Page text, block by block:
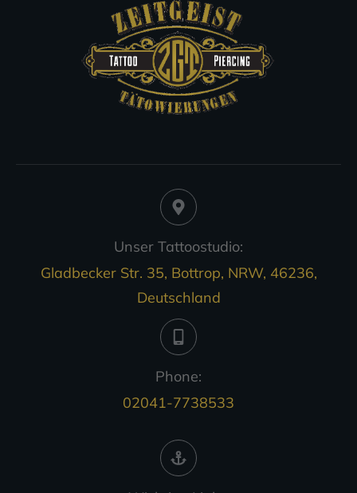
Unser Tattoostudio:
Gladbecker Str. 35, Bottrop, NRW, 46236,
Deutschland
Phone:
02041-7738533